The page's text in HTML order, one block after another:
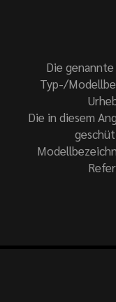
Die
Typ-/
Die in diesem